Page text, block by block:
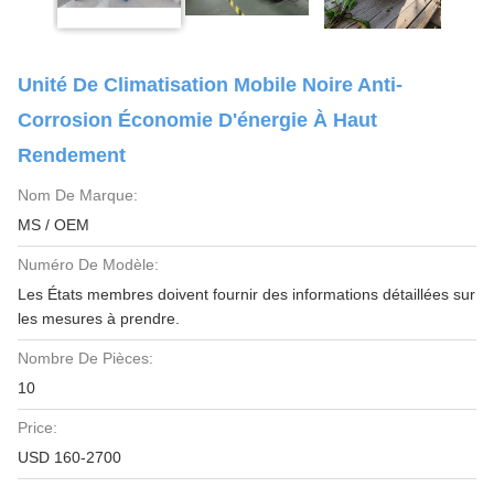
Unité De Climatisation Mobile Noire Anti-
Corrosion Économie D'énergie À Haut
Rendement
Nom De Marque:
MS / OEM
Numéro De Modèle:
Les États membres doivent fournir des informations détaillées sur
les mesures à prendre.
Nombre De Pièces:
10
Price:
USD 160-2700